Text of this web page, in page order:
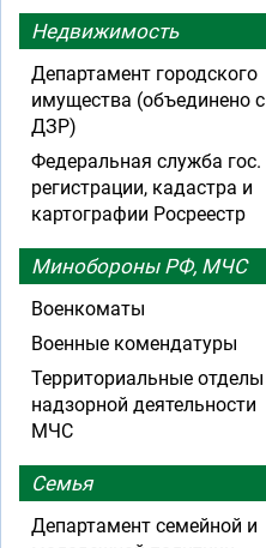
Недвижимость
Департамент городского
имущества (объединено с
ДЗР)
Федеральная служба гос.
регистрации, кадастра и
картографии Росреестр
Минобороны РФ, МЧС
Военкоматы
Военные комендатуры
Территориальные отделы
надзорной деятельности
МЧС
Семья
Департамент семейной и